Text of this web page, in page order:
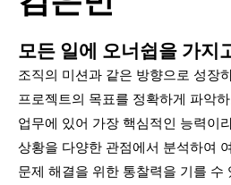
모든 일에 오너쉽을 가지
조직의 미션과 같은 방향으로 성장
프로젝트의 목표를 정확하게 파악
업무에 있어 가장 핵심적인 능력이
상황을 다양한 관점에서 분석하여
문제 해결을 위한 통찰력을 기를